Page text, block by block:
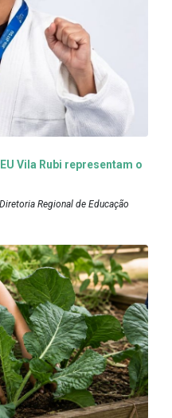
Vila Rubi representam o
Regional de Educação